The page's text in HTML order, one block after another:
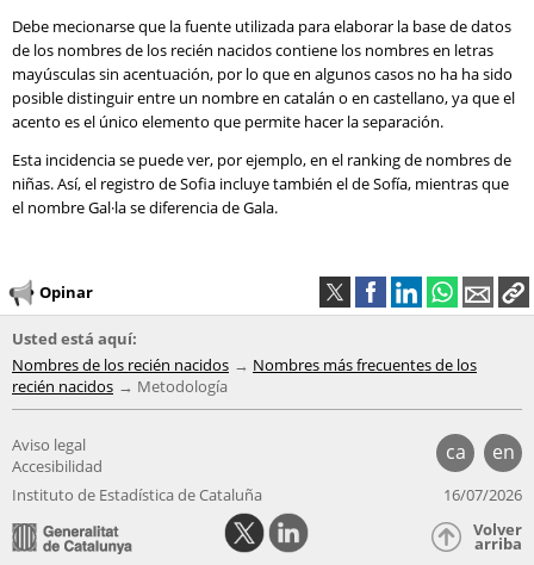
Debe mecionarse que la fuente utilizada para elaborar la base de datos
de los nombres de los recién nacidos contiene los nombres en letras
mayúsculas sin acentuación, por lo que en algunos casos no ha ha sido
posible distinguir entre un nombre en catalán o en castellano, ya que el
acento es el único elemento que permite hacer la separación.
Esta incidencia se puede ver, por ejemplo, en el ranking de nombres de
niñas. Así, el registro de Sofia incluye también el de Sofía, mientras que
el nombre Gal·la se diferencia de Gala.
Opinar
Usted está aquí:
Nombres de los recién nacidos
Nombres más frecuentes de los
recién nacidos
Metodología
ca en
Aviso legal
Accesibilidad
Instituto de Estadística de Cataluña
16/07/2026
Volver
arriba